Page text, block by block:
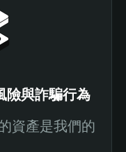
險與詐騙行為
資產是我們的